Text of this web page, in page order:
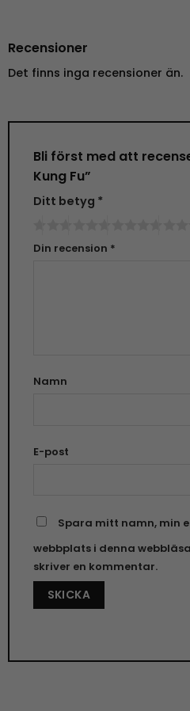
Recensioner
Det finns inga recensioner än.
Bli först med att
Kung Fu”
Ditt betyg *
Din recension *
Namn
E-post
Spara mitt namn, min
webbplats i denna
skriver en kommentar.